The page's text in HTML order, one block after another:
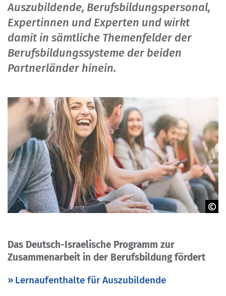
Auszubildende, Berufsbildungspersonal,
Expertinnen und Experten und wirkt
damit in sämtliche Themenfelder der
Berufsbildungssysteme der beiden
Partnerländer hinein.
Das Deutsch-Israelische Programm zur
Zusammenarbeit in der Berufsbildung fördert
Lernaufenthalte für Auszubildende